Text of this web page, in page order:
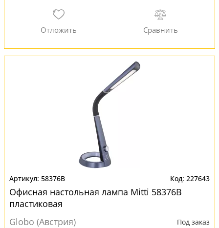
58376B 227643
Офисная настольная лампа Mitti 58376B
пластиковая
Globo (Австрия)
Под заказ